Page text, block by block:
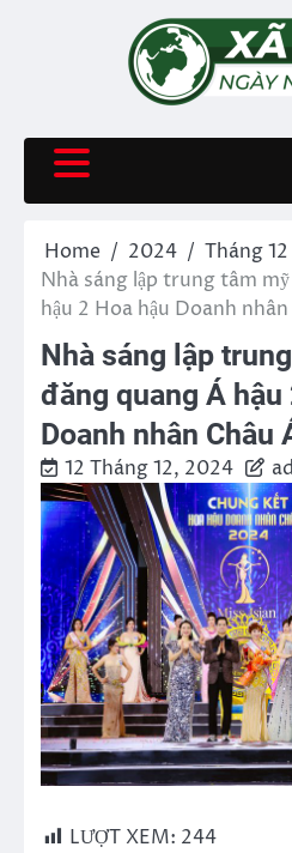
Home 2024 Tháng 12
Nhà sáng lập trung tâm
hậu 2 Hoa hậu Doanh
Nhà sáng lập
đăng quang Á hậu
Doanh nhân Châu
12 Tháng 12, 2024
LƯỢT XEM: 244